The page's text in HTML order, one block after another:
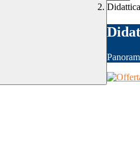
Didattica